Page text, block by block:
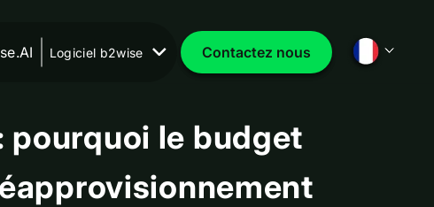
Logiciel b2wise Contactez nous
le budget